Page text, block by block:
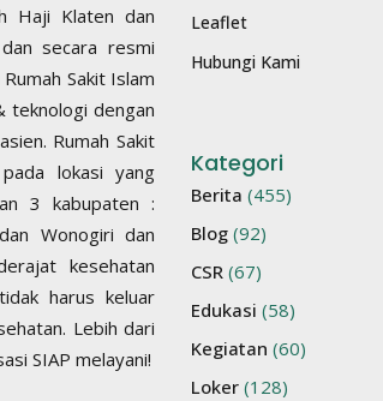
Haji Klaten dan
secara resmi
Sakit Islam
teknologi dengan
Rumah Sakit
lokasi yang
3 kabupaten :
Wonogiri dan
kesehatan
harus keluar
Lebih dari
SIAP melayani!
Leaflet
Hubungi Kami
Kategori
Berita (455)
Blog(92)
CSR(67)
Edukasi (58)
Kegiatan (60)
Loker(128)